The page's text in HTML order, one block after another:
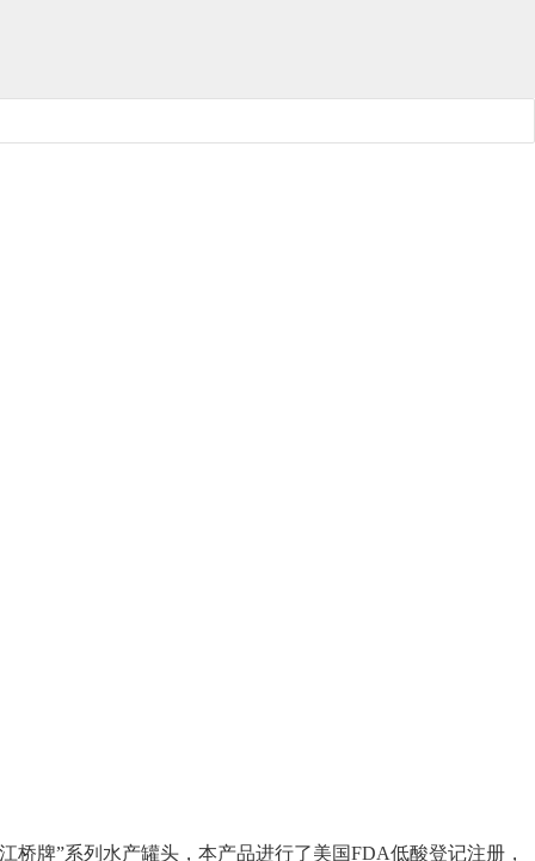
牌”系列水产罐头，本产品进行了美国FDA低酸登记注册，